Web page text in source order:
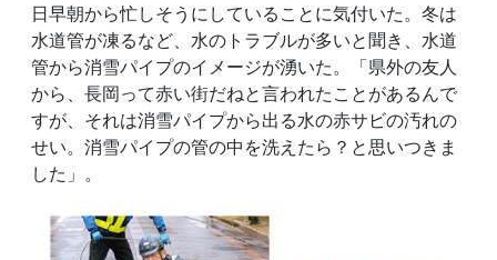
日早朝から忙しそうにしていることに気付いた。冬は
水道管が凍るなど、水のトラブルが多いと聞き、水道
管から消雪パイプのイメージが湧いた。「県外の友人
から、長岡って赤い街だねと言われたことがあるんで
すが、それは消雪パイプから出る水の赤サビの汚れの
せい。消雪パイプの管の中を洗えたら？と思いつきま
した」。